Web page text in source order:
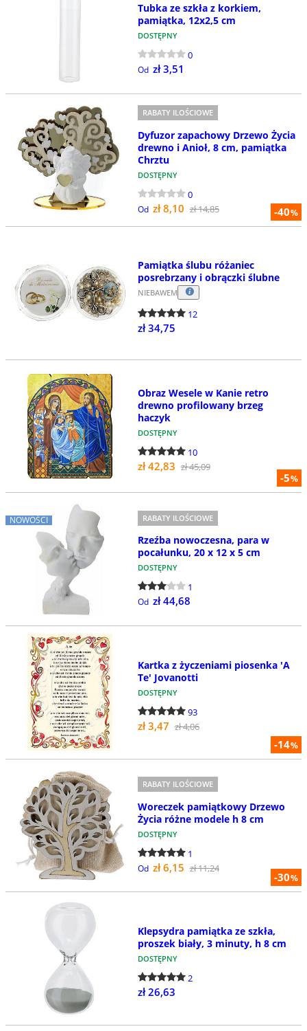
Tubka ze szkła z korkiem,
pamiątka, 12x2,5 cm
DOSTĘPNY
0
Od zł 3,51
-40%
RABATY ILOŚCIOWE
Dyfuzor zapachowy Drzewo Życia
drewno i Anioł, 8 cm, pamiątka
Chrztu
DOSTĘPNY
0
Od zł 8,10 zł 14,85
Pamiątka ślubu różaniec
posrebrzany i obrączki ślubne
NIEBAWEM
12
zł 34,75
-5%
Obraz Wesele w Kanie retro
drewno profilowany brzeg
haczyk
DOSTĘPNY
10
zł 42,83 zł 45,09
NOWOŚCI RABATY ILOŚCIOWE
Rzeźba nowoczesna, para w
pocałunku, 20 x 12 x 5 cm
DOSTĘPNY
1
Od zł 44,68
-14%
Kartka z życzeniami piosenka 'A
Te' Jovanotti
DOSTĘPNY
93
zł 3,47 zł 4,06
-30%
RABATY ILOŚCIOWE
Woreczek pamiątkowy Drzewo
Życia różne modele h 8 cm
DOSTĘPNY
1
Od zł 6,15 zł 11,24
Klepsydra pamiątka ze szkła,
proszek biały, 3 minuty, h 8 cm
DOSTĘPNY
2
zł 26,63